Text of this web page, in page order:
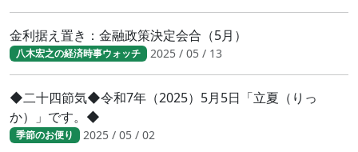
金利据え置き：金融政策決定会合（5月）
八木宏之の経済時事ウォッチ 2025 / 05 / 13
◆二十四節気◆令和7年（2025）5月5日「立夏（りっ
か）」です。◆
季節のお便り 2025 / 05 / 02